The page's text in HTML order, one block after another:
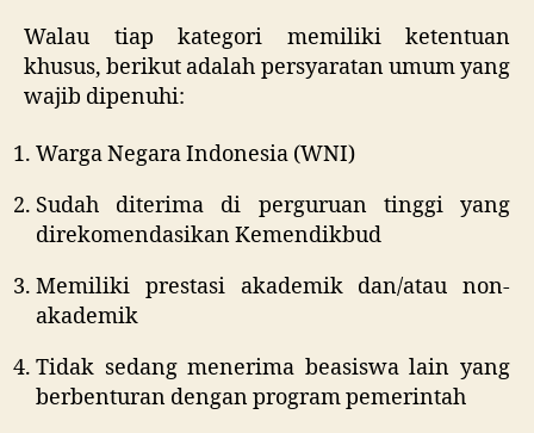
Walau tiap kategori memiliki ketentuan
khusus, berikut adalah persyaratan umum yang
wajib dipenuhi:
Warga Negara Indonesia (WNI)
Sudah diterima di perguruan tinggi yang
direkomendasikan Kemendikbud
Memiliki prestasi akademik dan/atau non-
akademik
Tidak sedang menerima beasiswa lain yang
berbenturan dengan program pemerintah